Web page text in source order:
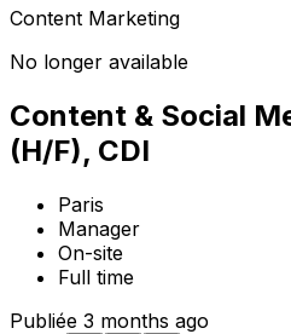
Content Marketing
No longer available
Content & Social
(H/F), CDI
Paris
Manager
On-site
Full time
Publiée 3 months ago